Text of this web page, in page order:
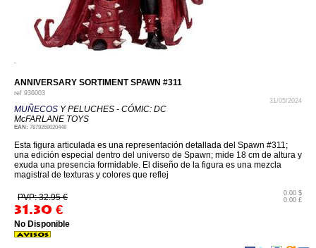
ANNIVERSARY SORTIMENT SPAWN #311
ref 936003
31/05/2024
MUÑECOS Y PELUCHES - CÓMIC: DC
McFARLANE TOYS
EAN: 7879269020448
Esta figura articulada es una representación detallada del Spawn #311;
una edición especial dentro del universo de Spawn; mide 18 cm de altura y
exuda una presencia formidable. El diseño de la figura es una mezcla
magistral de texturas y colores que reflej
PVP: 32.95 €
31.30 €
0.00 $
0.00 £
No Disponible